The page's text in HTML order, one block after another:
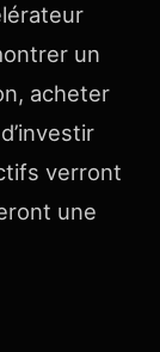
un
acheter
verront
une